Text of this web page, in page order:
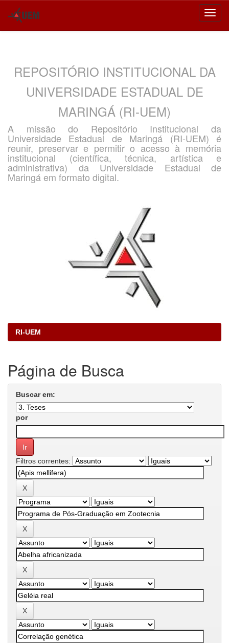
REPOSITÓRIO INSTITUCIONAL DA
UNIVERSIDADE ESTADUAL DE
MARINGÁ (RI-UEM)
A missão do Repositório Institucional da
Universidade Estadual de Maringá (RI-UEM) é
reunir, preservar e permitir o acesso à memória
institucional (científica, técnica, artística e
administrativa) da Universidade Estadual de
Maringá em formato digital.
RI-UEM
Página de Busca
Buscar em:
por
Filtros correntes: